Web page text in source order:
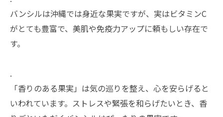
バンシルは沖縄では身近な果実ですが、実はビタミンC
がとても豊富で、美肌や免疫力アップに頼もしい存在で
す。
.
「香りのある果実」は気の巡りを整え、心を安らげると
いわれています。ストレスや緊張を和らげたいとき、香